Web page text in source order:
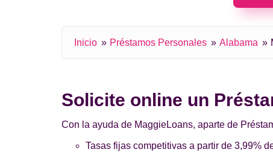
Inicio Préstamos Personales Alabama
Solicite online un
Con la ayuda de MaggieLoans, aparte de
Tasas fijas competitivas a partir de 3,99%